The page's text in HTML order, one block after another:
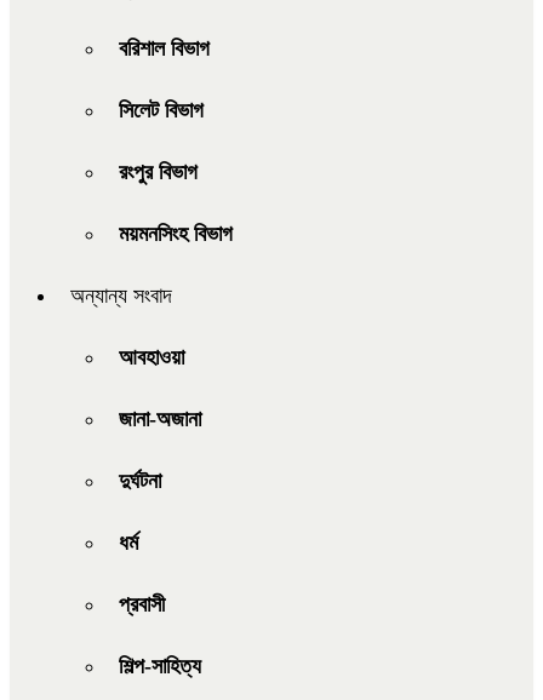
বরিশাল বিভাগ
সিলেট বিভাগ
রংপুর বিভাগ
ময়মনসিংহ বিভাগ
অন্যান্য সংবাদ
আবহাওয়া
জানা-অজানা
দুর্ঘটনা
ধর্ম
প্রবাসী
শিল্প-সাহিত্য